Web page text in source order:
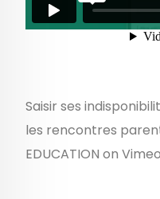
Saisir ses
les rencontres
EDUCATION on Vimeo